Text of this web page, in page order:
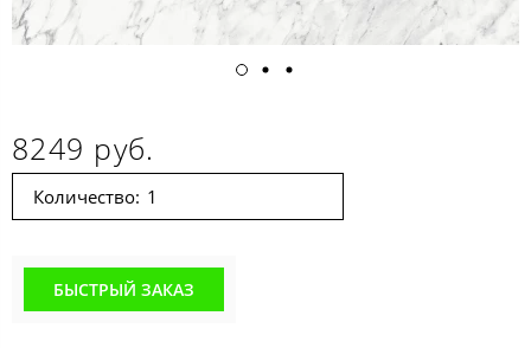
8249 руб.
Количество:
БЫСТРЫЙ ЗАКАЗ